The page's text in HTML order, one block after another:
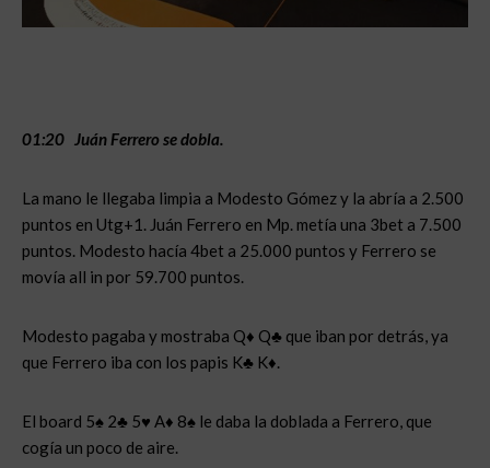
01:20 Juán Ferrero se dobla.
La mano le llegaba limpia a Modesto Gómez y la abría a 2.500
puntos en Utg+1. Juán Ferrero en Mp. metía una 3bet a 7.500
puntos. Modesto hacía 4bet a 25.000 puntos y Ferrero se
movía all in por 59.700 puntos.
Modesto pagaba y mostraba Q♦ Q♣ que iban por detrás, ya
que Ferrero iba con los papis K♣ K♦.
El board 5♠ 2♣ 5♥ A♦ 8♠ le daba la doblada a Ferrero, que
cogía un poco de aire.